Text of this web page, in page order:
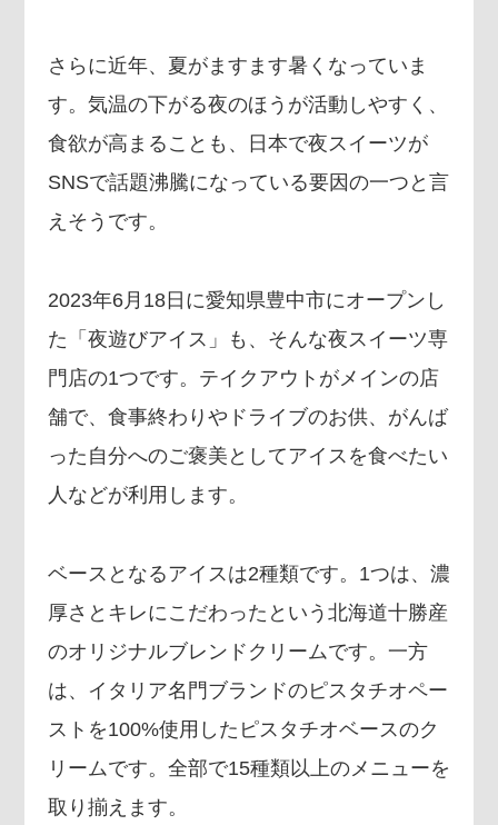
さらに近年、夏がますます暑くなっていま
す。気温の下がる夜のほうが活動しやすく、
食欲が高まることも、日本で夜スイーツが
SNSで話題沸騰になっている要因の一つと言
えそうです。
2023年6月18日に愛知県豊中市にオープンし
た「夜遊びアイス」も、そんな夜スイーツ専
門店の1つです。テイクアウトがメインの店
舗で、食事終わりやドライブのお供、がんば
った自分へのご褒美としてアイスを食べたい
人などが利用します。
ベースとなるアイスは2種類です。1つは、濃
厚さとキレにこだわったという北海道十勝産
のオリジナルブレンドクリームです。一方
は、イタリア名門ブランドのピスタチオペー
ストを100%使用したピスタチオベースのク
リームです。全部で15種類以上のメニューを
取り揃えます。